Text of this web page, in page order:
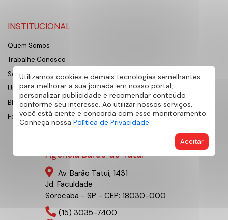
Utilizamos cookies e demais tecnologias semelhantes
para melhorar a sua jornada em nosso portal,
personalizar publicidade e recomendar conteúdo
conforme seu interesse. Ao utilizar nossos serviços,
você está ciente e concorda com esse monitoramento.
Conheça nossa Política de Privacidade.
Aceitar
INSTITUCIONAL
Quem Somos
Trabalhe Conosco
Sobre Sorocaba
Universidade AE
Blog
Fornecedores
Agência Barão de Tatuí
Av. Barão Tatuí, 1431
Jd. Faculdade
Sorocaba - SP - CEP: 18030-000
(15) 3035-7400